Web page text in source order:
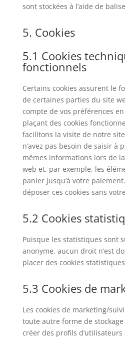
sont stockées à l’aide de
5. Cookies
5.1 Cookies
fonctionnels
Certains cookies assurent le
de certaines parties du site
compte de vos préférences
plaçant des cookies
facilitons la visite de notre
n’avez pas besoin de saisir à
mêmes informations lors de
web et, par exemple, les
panier jusqu’à votre
déposer ces cookies sans
5.2 Cookies
Puisque les statistiques sont
anonyme, aucun droit n’est
placer des cookies
5.3 Cookies de
Les cookies de marketing/
toute autre forme de
créer des profils d’utilisateurs